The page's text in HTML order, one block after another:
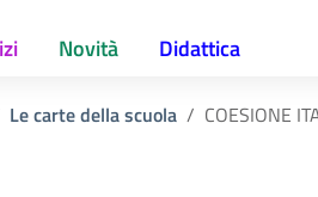
Novità Didattica
Le carte della scuola COESIONE